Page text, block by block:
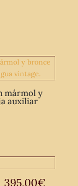
mármol y
auxiliar
395,00€